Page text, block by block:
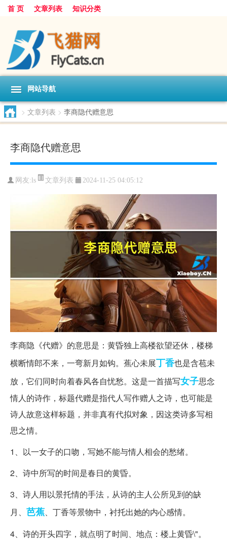
首 页 文章列表 知识分类
网站导航
> 文章列表 > 李商隐代赠意思
李商隐代赠意思
网友:ls 文章列表 2024-11-25 04:05:12
李商隐《代赠》的意思是：黄昏独上高楼欲望还休，楼梯
横断情郎不来，一弯新月如钩。蕉心未展丁香也是含苞未
放，它们同时向着春风各自忧愁。这是一首描写女子思念
情人的诗作，标题代赠是指代人写作赠人之诗，也可能是
诗人故意这样标题，并非真有代拟对象，因这类诗多写相
思之情。
1、以一女子的口吻，写她不能与情人相会的愁绪。
2、诗中所写的时间是春日的黄昏。
3、诗人用以景托情的手法，从诗的主人公所见到的缺
月、 芭蕉、丁香等景物中，衬托出她的内心感情。
4、诗的开头四字，就点明了时间、地点：楼上黄昏\"。